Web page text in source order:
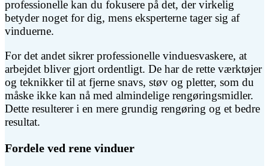
professionelle kan du fokusere på det, der virkelig
betyder noget for dig, mens eksperterne tager sig af
vinduerne.
For det andet sikrer professionelle vinduesvaskere, at
arbejdet bliver gjort ordentligt. De har de rette værktøjer
og teknikker til at fjerne snavs, støv og pletter, som du
måske ikke kan nå med almindelige rengøringsmidler.
Dette resulterer i en mere grundig rengøring og et bedre
resultat.
Fordele ved rene vinduer